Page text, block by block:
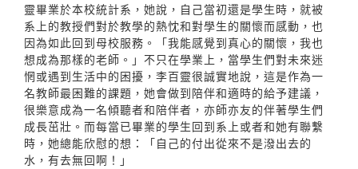
靈畢業於本校統計系，她說，自己當初還是學生時，就被
系上的教授們對於教學的熱忱和對學生的關懷而感動，也
因為如此回到母校服務。「我能感覺到真心的關懷，我也
想成為那樣的老師。」不只在學業上，當學生們對未來迷
惘或遇到生活中的困擾，李百靈很誠實地說，這是作為一
名教師最困難的課題，她會做到陪伴和適時的給予建議，
很樂意成為一名傾聽者和陪伴者，亦師亦友的伴著學生們
成長茁壯。而每當已畢業的學生回到系上或者和她有聯繫
時，她總能欣慰的想：「自己的付出從來不是潑出去的
水，有去無回啊！」